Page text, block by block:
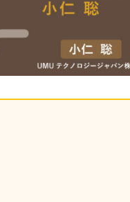
ドバックで練習